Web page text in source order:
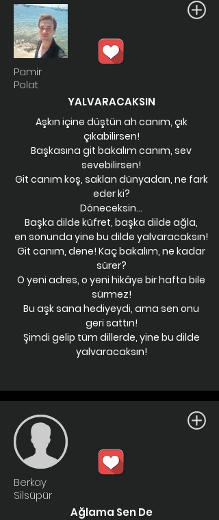
Pamir
Polat
YALVARACAKSIN
Aşkın içine düştün ah canım, çık
çıkabilirsen!
Başkasına git bakalım canım, sev
sevebilirsen!
Git canım koş, saklan dünyadan, ne fark
eder ki?
Döneceksin…
Başka dilde küfret, başka dilde ağla,
en sonunda yine bu dilde yalvaracaksın!
Git canım, dene! Kaç bakalım, ne kadar
sürer?
O yeni adres, o yeni hikâye bir hafta bile
sürmez!
Bu aşk sana hediyeydi, ama sen onu
geri sattın!
Şimdi gelip tüm dillerde, yine bu dilde
yalvaracaksın!
Berkay
Silsüpür
Ağlama Sen De